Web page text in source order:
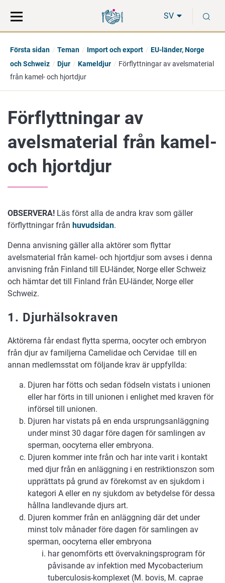
direkt
till
på
hela
SV
Första sidan Teman Import och export
EU-länder, Norge
och Schweiz
Djur Kameldjur
Förflyttningar av avelsmaterial
från kamel- och hjortdjur
Förflyttningar av
avelsmaterial från kamel-
och hjortdjur
OBSERVERA! Läs först alla de andra krav som gäller
förflyttningar från huvudsidan.
Denna anvisning gäller alla aktörer som flyttar
avelsmaterial från kamel- och hjortdjur som avses i denna
anvisning från Finland till EU-länder, Norge eller Schweiz
och hämtar det till Finland från EU-länder, Norge eller
Schweiz.
1. Djurhälsokraven
Aktörerna får endast flytta sperma, oocyter och embryon
från djur av familjerna Camelidae och Cervidae till en
annan medlemsstat om följande krav är uppfyllda:
Djuren har fötts och sedan födseln vistats i unionen
eller har förts in till unionen i enlighet med kraven för
införsel till unionen.
Djuren har vistats på en enda ursprungsanläggning
under minst 30 dagar före dagen för samlingen av
sperman, oocyterna eller embryona.
Djuren kommer inte från och har inte varit i kontakt
med djur från en anläggning i en restriktionszon som
upprättats på grund av förekomst av en sjukdom i
kategori A eller en ny sjukdom av betydelse för dessa
hållna landlevande djurs art.
Djuren kommer från en anläggning där det under
minst tolv månader före dagen för samlingen av
sperman, oocyterna eller embryona
har genomförts ett övervakningsprogram för
påvisande av infektion med Mycobacterium
tuberculosis-komplexet (M. bovis, M. caprae